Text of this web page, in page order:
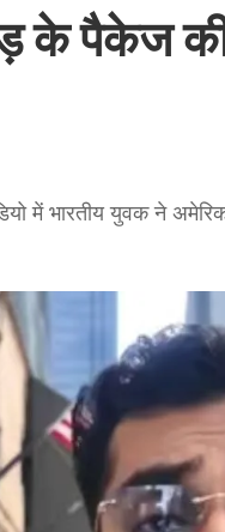
के पैकेज
में भारतीय युवक ने